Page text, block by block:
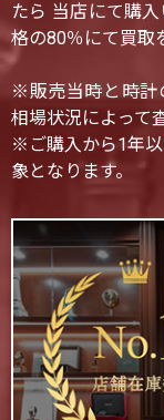
たら 当店にて購
格の80％にて買取
※販売当時と時計
相場状況によって
※ご購入から1年
象となります。